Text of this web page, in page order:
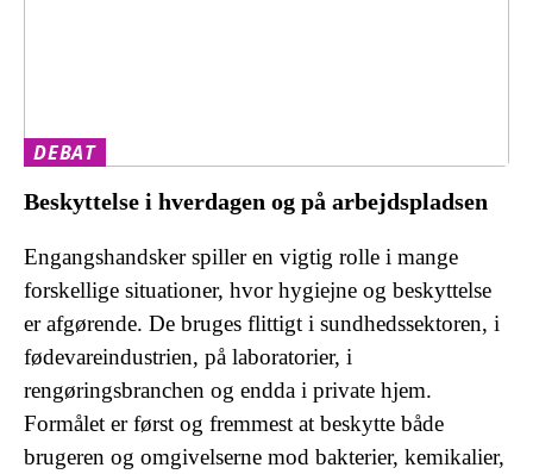
DEBAT
Beskyttelse i hverdagen og på arbejdspladsen
Engangshandsker spiller en vigtig rolle i mange
forskellige situationer, hvor hygiejne og beskyttelse
er afgørende. De bruges flittigt i sundhedssektoren, i
fødevareindustrien, på laboratorier, i
rengøringsbranchen og endda i private hjem.
Formålet er først og fremmest at beskytte både
brugeren og omgivelserne mod bakterier, kemikalier,